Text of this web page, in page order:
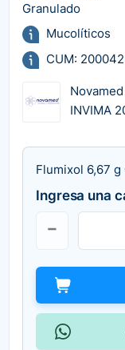
Granulado
Mucolíticos
CUM:
Novamed
INVIMA
Flumixol 6,67 g
Ingresa una